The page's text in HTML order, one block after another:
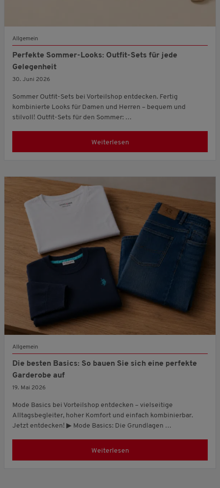
Allgemein
Perfekte Sommer-Looks: Outfit-Sets für jede
Gelegenheit
30. Juni 2026
Sommer Outfit-Sets bei Vorteilshop entdecken. Fertig
kombinierte Looks für Damen und Herren – bequem und
stilvoll! Outfit-Sets für den Sommer: …
Weiterlesen
Allgemein
Die besten Basics: So bauen Sie sich eine perfekte
Garderobe auf
19. Mai 2026
Mode Basics bei Vorteilshop entdecken – vielseitige
Alltagsbegleiter, hoher Komfort und einfach kombinierbar.
Jetzt entdecken! ▶ Mode Basics: Die Grundlagen …
Weiterlesen